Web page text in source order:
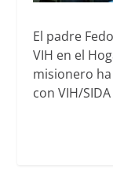
El padre
VIH en el
misionero
con VIH/